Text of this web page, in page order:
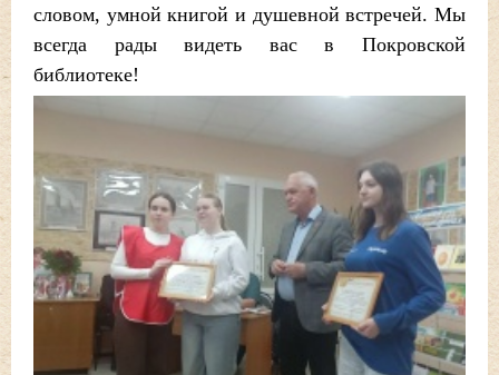
словом, умной книгой и душевной встречей. Мы
всегда рады видеть вас в Покровской
библиотеке!